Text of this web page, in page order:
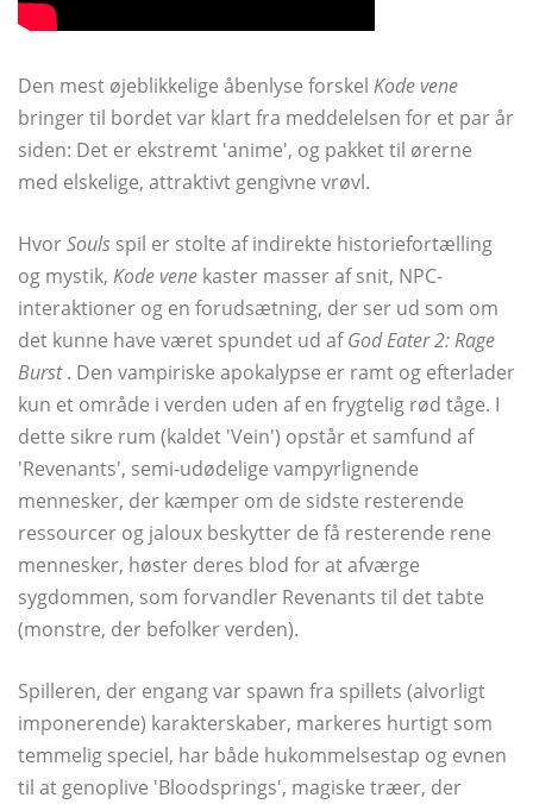
Den mest øjeblikkelige åbenlyse forskel Kode vene
bringer til bordet var klart fra meddelelsen for et par år
siden: Det er ekstremt 'anime', og pakket til ørerne
med elskelige, attraktivt gengivne vrøvl.
HvorSouls spil er stolte af indirekte historiefortælling
og mystik, Kode vene kaster masser af snit, NPC-
interaktioner og en forudsætning, der ser ud som om
det kunne have været spundet ud afGod Eater 2: Rage
Burst. Den vampiriske apokalypse er ramt og efterlader
kun et område i verden uden af ​​en frygtelig rød tåge. I
dette sikre rum (kaldet 'Vein') opstår et samfund af
'Revenants', semi-udødelige vampyrlignende
mennesker, der kæmper om de sidste resterende
ressourcer og jaloux beskytter de få resterende rene
mennesker, høster deres blod for at afværge
sygdommen, som forvandler Revenants til det tabte
(monstre, der befolker verden).
Spilleren, der engang var spawn fra spillets (alvorligt
imponerende) karakterskaber, markeres hurtigt som
temmelig speciel, har både hukommelsestap og evnen
til at genoplive 'Bloodsprings', magiske træer, der